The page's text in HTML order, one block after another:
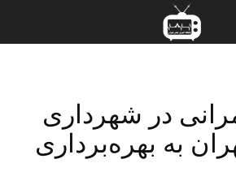
در شهرداری
۴ تهران به بهره‌برداری